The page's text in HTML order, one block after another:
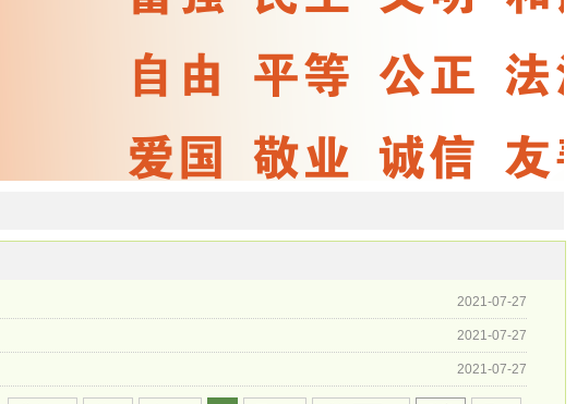
2021-07-27
2021-07-27
2021-07-27